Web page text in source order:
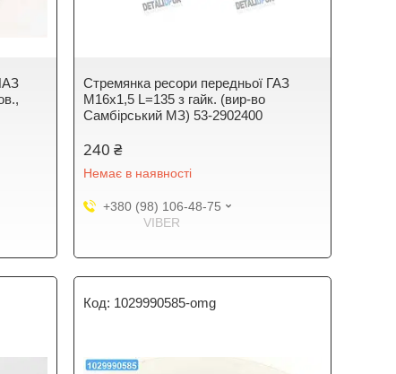
Стремянка ресори передньої ГАЗ
М16х1,5 L=135 з гайк. (вир-во
Самбірський МЗ) 53-2902400
240 ₴
Немає в наявності
+380 (98) 106-48-75
VIBER
1029990585-omg